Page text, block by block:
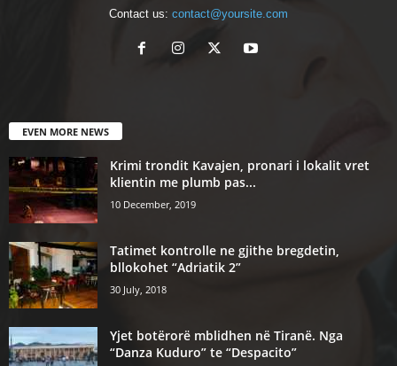
Contact us: contact@yoursite.com
EVEN MORE NEWS
Krimi trondit Kavajen, pronari i lokalit vret
klientin me plumb pas...
10 December, 2019
Tatimet kontrolle ne gjithe bregdetin,
bllokohet “Adriatik 2”
30 July, 2018
Yjet botërorë mblidhen në Tiranë. Nga
“Danza Kuduro” te “Despacito”